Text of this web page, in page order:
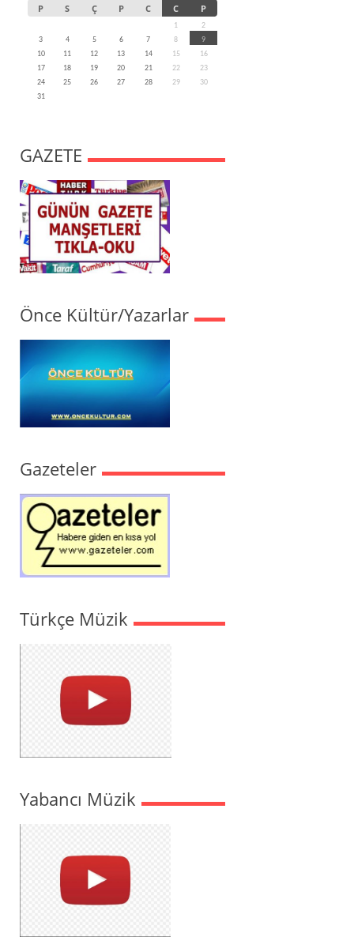
P S Ç P C C P
1
2
3
4 5 6 7 8
9
10
11 12 13 14 15
16
17
18 19 20 21 22
23
24
25 26 27 28 29
30
31
GAZETE
Önce Kültür/Yazarlar
Gazeteler
Türkçe Müzik
Yabancı Müzik